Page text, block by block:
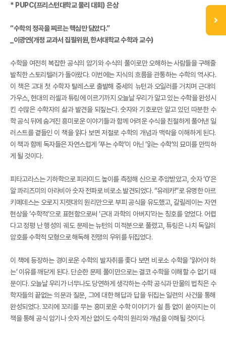
* PUPC(프리스턴대학교 물리 대회) 은상
“수학의 정곡을 찌르는 핵심만 담았다.”
_이광연(개정 교과서 집필위원, 한서대학교 수학과 교수)
수학을 여전히 복잡한 공식의 암기와 수식의 풀이로만 오해하는 사람들을 구해줄
발칙한 스토리텔러가 돌아왔다. 이번에는 지식의 흐름을 관통하는 수학의 역사다.
이 책은 고대 첫 수학자 탈레스로 출발해 중세의 뉴턴과 오일러를 거치며 근대의
가우스, 현대의 러셀과 튜링에 이르기까지 오늘날 우리가 알고 있는 수학을 완성시
킨 수많은 수학자의 삶과 발견을 되짚는다. 숫자와 기호로만 알고 있던 따분한 수
학 공식 뒤에 숨겨진 흥미로운 이야기들과 함께 어려운 수식을 친절하게 풀어낸 일
러스트를 곁들인 이 책을 읽다 보면 저절로 수학의 개념과 맥락을 이해하게 된다.
이 책과 함께 독자들은 자연스럽게 ‘푸는 수학’이 아닌 ‘읽는 수학’의 묘미를 만끽하
게 될 것이다.
피타고라스는 기하학으로 피라미드 높이를 측정해 신으로 추앙받았고, 숫자 ‘0’은
알 콰리즈미의 아라비아 숫자 전파로 비로소 발견되었다. “유레카!”로 유명한 아르
키메데스는 오로지 지렛대의 원리만으로 부피 공식을 유도했고, 갈릴레이는 자연
현상을 ‘수학적’으로 표현함으로써 ‘근대 과학의 아버지’라는 칭호를 얻었다. 어렵
다고 정평 난 행성의 궤도 문제는 뉴턴의 미적분으로 풀렸고, 튜링은 나치 독일의
암호를 수학적 모형으로 해독해 전쟁의 우위를 뒤집었다.
이 책에 등장하는 경이로운 수학의 발자취를 좇다 보면 비로소 수학을 ‘읽어야 하
는’ 이유를 깨닫게 된다. 단순한 문제 풀이만으로는 결코 수학을 이해할 수 없기 때
문이다. 오늘날 우리가 너무나도 당연하게 생각하는 수학 공식과 만물의 법칙은 수
학자들의 끝없는 의문과 질문, 그에 대한 해답과 답을 뒤집는 일련의 사건을 통해
완성되었다. 꼬리에 꼬리를 무는 흥미로운 수학 이야기가 쉴 틈 없이 쏟아지는 이
책을 통해 공식 암기나 숫자 계산 없이도 수학의 원리와 개념을 이해될 것이다.